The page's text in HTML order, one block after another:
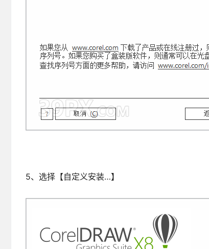
5、选择【自定义安装…】